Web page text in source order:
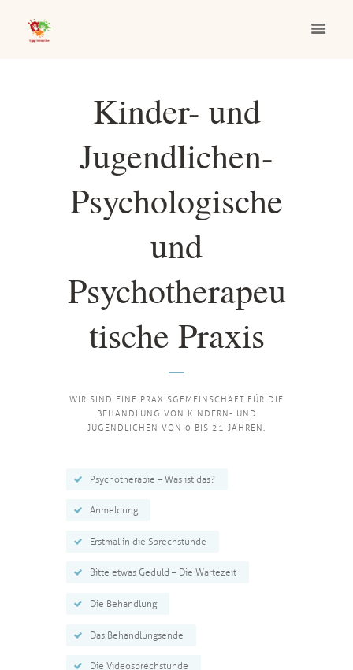
Kinder- und
Jugendlichen-
Psychologische
und
Psychotherapeu
tische Praxis
WIR SIND EINE PRAXISGEMEINSCHAFT FÜR DIE
BEHANDLUNG VON KINDERN- UND
JUGENDLICHEN VON 0 BIS 21 JAHREN.
Psychotherapie – Was ist das?
Anmeldung
Erstmal in die Sprechstunde
Bitte etwas Geduld – Die Wartezeit
Die Behandlung
Das Behandlungsende
Die Videosprechstunde